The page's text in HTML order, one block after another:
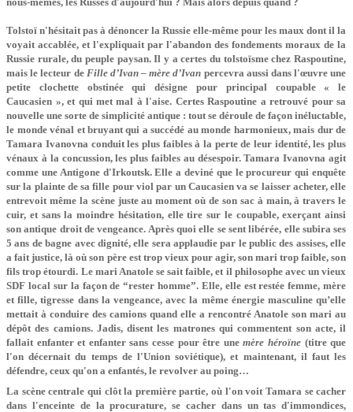
Tolstoï n'hésitait pas à dénoncer la Russie elle-même pour les maux dont il la
voyait accablée, et l'expliquait par l'abandon des fondements moraux de la
Russie rurale, du peuple paysan. Il y a certes du tolstoïsme chez Raspoutine,
mais le lecteur de Fille d’Ivan – mère d’Ivan percevra aussi dans l'œuvre une
petite clochette obstinée qui désigne pour principal coupable « le
Caucasien », et qui met mal à l'aise. Certes Raspoutine a retrouvé pour sa
nouvelle une sorte de simplicité antique : tout se déroule de façon inéluctable,
le monde vénal et bruyant qui a succédé au monde harmonieux, mais dur de
Tamara Ivanovna conduit les plus faibles à la perte de leur identité, les plus
vénaux à la concussion, les plus faibles au désespoir. Tamara Ivanovna agit
comme une Antigone d'Irkoutsk. Elle a deviné que le procureur qui enquête
sur la plainte de sa fille pour viol par un Caucasien va se laisser acheter, elle
entrevoit même la scène juste au moment où de son sac à main, à travers le
cuir, et sans la moindre hésitation, elle tire sur le coupable, exerçant ainsi
son antique droit de vengeance. Après quoi elle se sent libérée, elle subira ses
5 ans de bagne avec dignité, elle sera applaudie par le public des assises, elle
a fait justice, là où son père est trop vieux pour agir, son mari trop faible, son
fils trop étourdi. Le mari Anatole se sait faible, et il philosophe avec un vieux
SDF local sur la façon de “rester homme”. Elle, elle est restée femme, mère
et fille, tigresse dans la vengeance, avec la même énergie masculine qu’elle
mettait à conduire des camions quand elle a rencontré Anatole son mari au
dépôt des camions. Jadis, disent les matrones qui commentent son acte, il
fallait enfanter et enfanter sans cesse pour être unemère héroïne(titre que
l'on décernait du temps de l'Union soviétique), et maintenant, il faut les
défendre, ceux qu'on a enfantés, le revolver au poing…
La scène centrale qui clôt la première partie, où l'on voit Tamara se cacher
dans l'enceinte de la procurature, se cacher dans un tas d'immondices,